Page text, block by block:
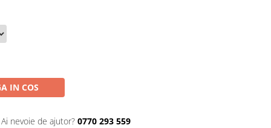
IN COS
Ai nevoie de ajutor? 0770 293 559